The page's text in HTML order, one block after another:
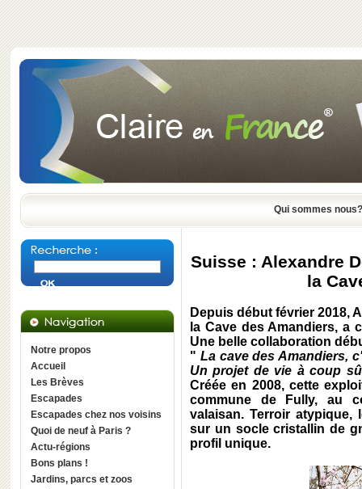
Qui sommes nous?
Notre propos
Accueil
Les Brèves
Escapades
Escapades chez nos voisins
Quoi de neuf à Paris ?
Actu-régions
Bons plans !
Jardins, parcs et zoos
Suisse : Alexandre
la
Depuis début février 2018,
la Cave des Amandiers, a
Une belle collaboration
" La cave des Amandiers,
Un projet de vie à coup
Créée en 2008, cette
commune de Fully, au
valaisan. Terroir atypique,
sur un socle cristallin de
profil unique.